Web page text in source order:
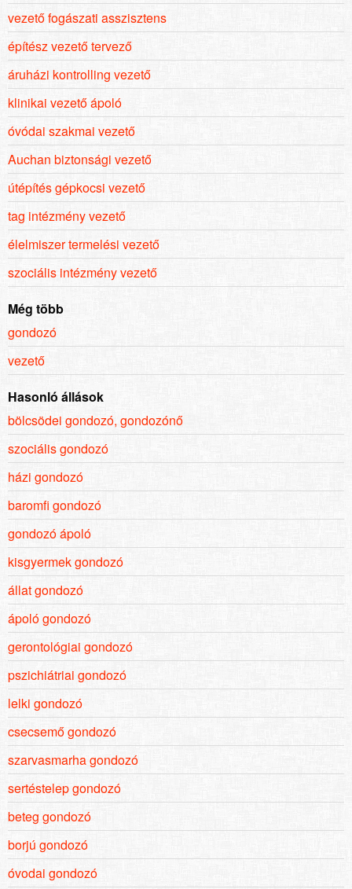
vezető fogászati asszisztens
építész vezető tervező
áruházi kontrolling vezető
klinikai vezető ápoló
óvódai szakmai vezető
Auchan biztonsági vezető
útépítés gépkocsi vezető
tag intézmény vezető
élelmiszer termelési vezető
szociális intézmény vezető
Még több
gondozó
vezető
Hasonló állások
bölcsödei gondozó, gondozónő
szociális gondozó
házi gondozó
baromfi gondozó
gondozó ápoló
kisgyermek gondozó
állat gondozó
ápoló gondozó
gerontológiai gondozó
pszichiátriai gondozó
lelki gondozó
csecsemő gondozó
szarvasmarha gondozó
sertéstelep gondozó
beteg gondozó
borjú gondozó
óvodai gondozó